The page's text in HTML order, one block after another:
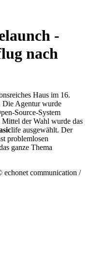
-
nach
Haus im 16.
Die Agentur wurde
Source-System
Mittel der Wahl wurde das
life ausgewählt. Der
problemlosen
ganze Thema